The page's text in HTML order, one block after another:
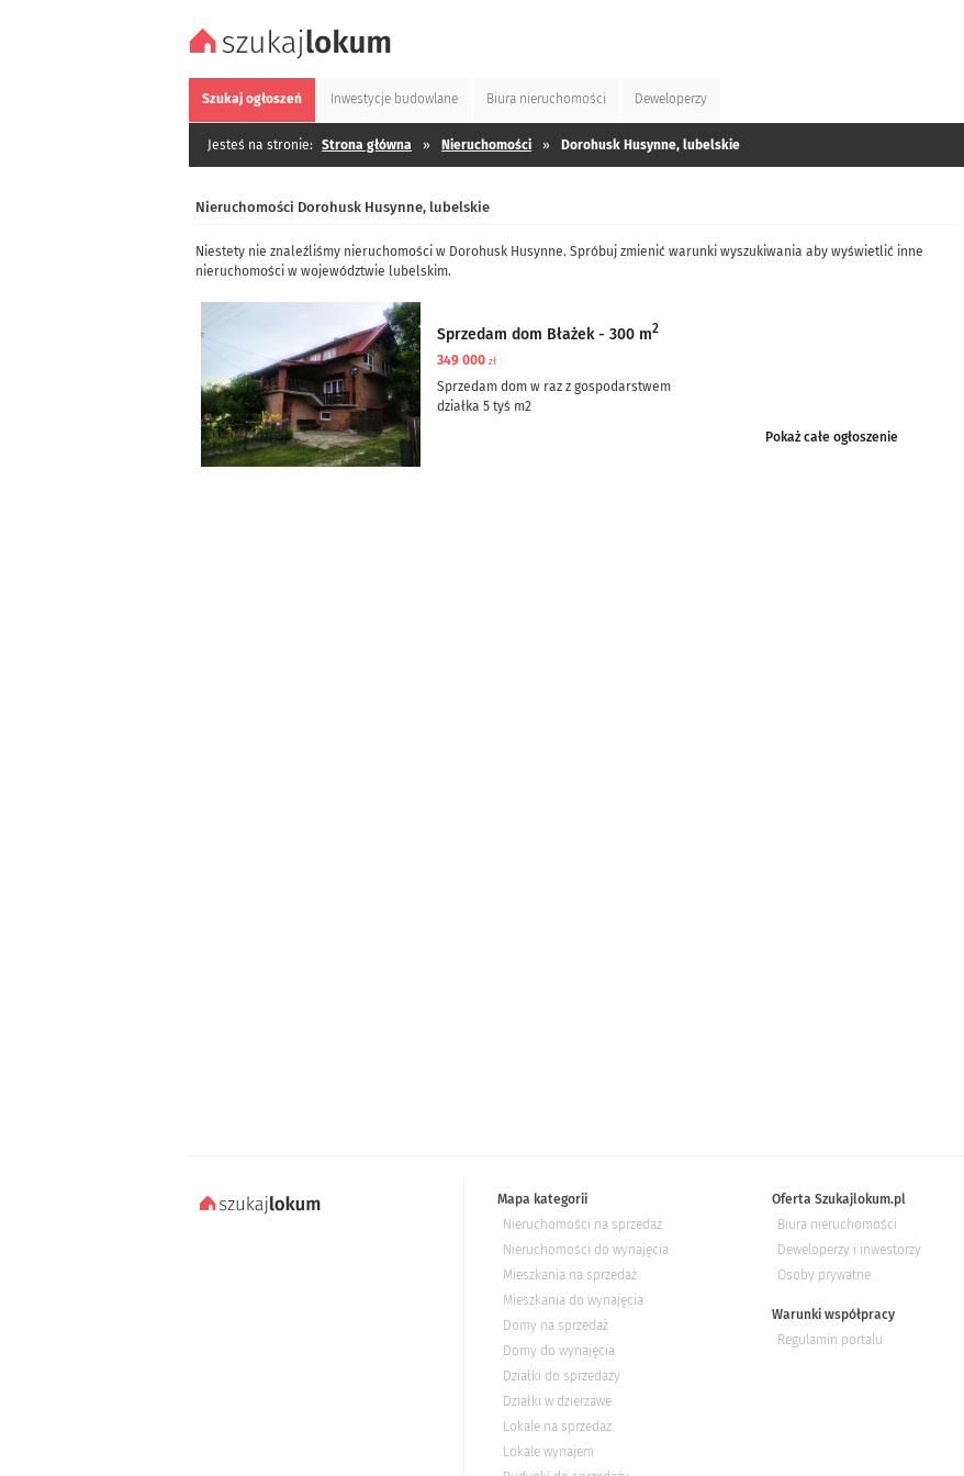
Szukaj ogłoszeń Inwestycje budowlane Biura nieruchomości Deweloperzy
Jesteś na stronie: Strona główna » Nieruchomości » Dorohusk Husynne, lubelskie
Nieruchomości Dorohusk Husynne, lubelskie
Niestety nie znaleźliśmy nieruchomości w Dorohusk Husynne. Spróbuj zmienić warunki wyszukiwania aby wyświetlić inne
nieruchomości w województwie lubelskim.
Sprzedam dom Błażek - 300 m2
349 000 zł
Sprzedam dom w raz z gospodarstwem
działka 5 tyś m2
Pokaż całe ogłoszenie
Mapa kategorii
Nieruchomości na sprzedaż
Nieruchomości do wynajęcia
Mieszkania na sprzedaż
Mieszkania do wynajęcia
Domy na sprzedaż
Domy do wynajęcia
Działki do sprzedaży
Działki w dzierżawe
Lokale na sprzedaż
Lokale wynajem
Oferta Szukajlokum.pl
Biura nieruchomości
Deweloperzy i inwestorzy
Osoby prywatne
Warunki współpracy
Regulamin portalu